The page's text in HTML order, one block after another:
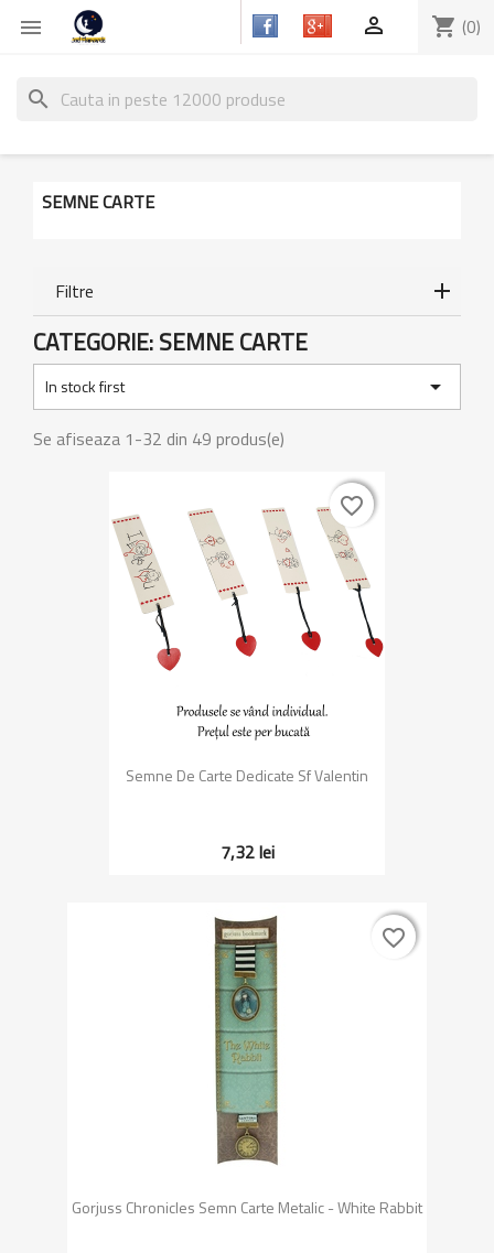
 shopping_cart (0)

search
SEMNE CARTE
Filtre
CATEGORIE: SEMNE CARTE
In stock first

Se afiseaza 1-32 din 49 produs(e)
Semne De Carte Dedicate Sf Valentin
7,32 lei
favorite_border
favorite_border
Gorjuss Chronicles Semn Carte Metalic - White Rabbit
favorite_border
favorite_border